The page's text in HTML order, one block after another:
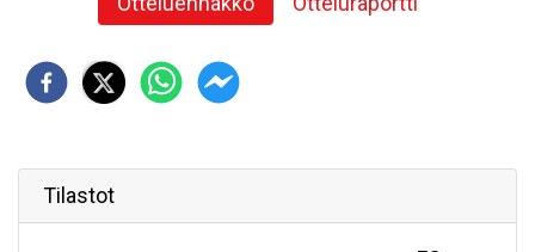
Tilastot